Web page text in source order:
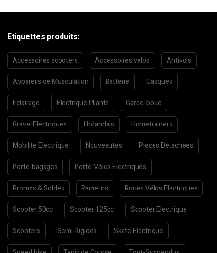
Etiquettes produits:
Accessoires scooters Accessoires velos Antivols
Appareils de Musculation Batterie Casques
Eclairage Electrique Pliants Garde-boue
Gravel Electriques Hollandais Hometrainers
Mobilite Electrique Nouveautes Pieces Detachees
Porte-bagages Porte-Vélos Electriques
Promos & Soldes Rameurs Roues Vélos Électriques
Scooter 50cc Scooter 125cc Scooter Electrique
Scooters Semi-Rigides Skate Electrique